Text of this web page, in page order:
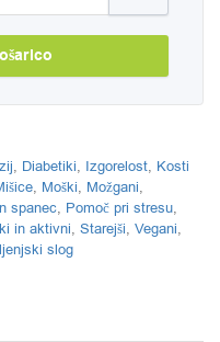
, Diabetiki, Izgorelost, Kosti
, Moški, Možgani,
spanec, Pomoč pri stresu,
in aktivni, Starejši, Vegani,
slog